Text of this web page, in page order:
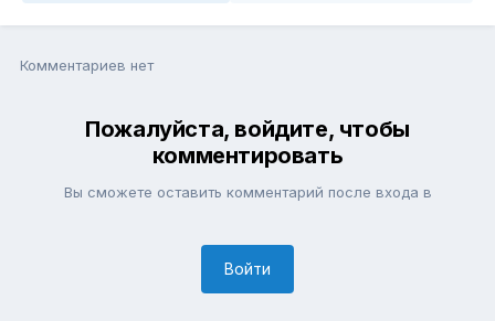
Комментариев нет
Пожалуйста, войдите, чтобы
комментировать
Вы сможете оставить комментарий после входа в
Войти